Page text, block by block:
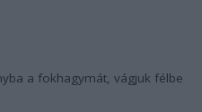
a fokhagymát, vágjuk félbe